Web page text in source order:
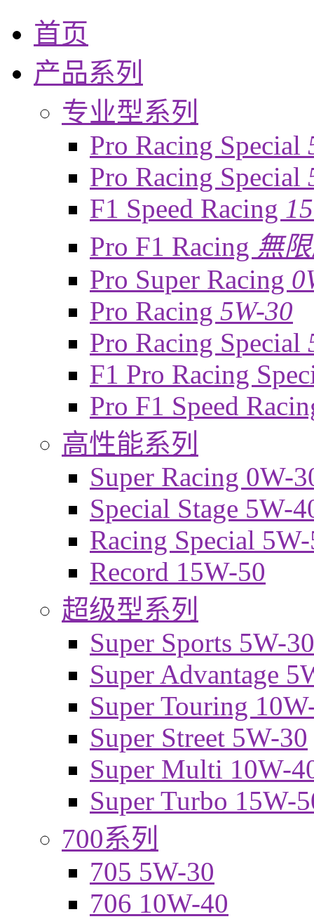
首页
产品系列
专业型系列
Pro Racing Special
Pro Racing Special
F1 Speed Racing
Pro F1 Racing 無
Pro Super Racing
Pro Racing 5W-30
Pro Racing Special
F1 Pro Racing
Pro F1 Speed
高性能系列
Super Racing 0W-
Special Stage 5W-
Racing Special
Record 15W-50
超级型系列
Super Sports 5W-30
Super Advantage
Super Touring
Super Street 5W-30
Super Multi 10W-
Super Turbo 15W-
700系列
705 5W-30
706 10W-40